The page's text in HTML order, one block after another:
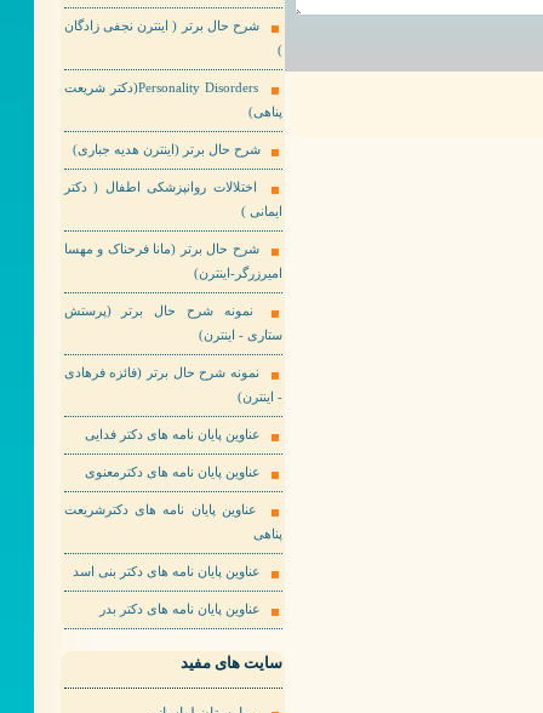
شرح حال برتر ( اینترن نجفی زادگان
)
Personality Disorders(دکتر شریعت
پناهی)
شرح حال برتر (اینترن هدیه جباری)
اختلالات روانپزشکی اطفال ( دکتر
ایمانی )
شرح حال برتر (مانا فرحناک و مهسا
امیرزرگر-اینترن)
نمونه شرح حال برتر (پرستش
ستاری - اینترن)
نمونه شرح حال برتر (فائزه فرهادی
- اینترن)
عناوین پایان نامه های دکتر فدایی
عناوین پایان نامه های دکترمعنوی
عناوین پایان نامه های دکترشریعت
پناهی
عناوین پایان نامه های دکتر بنی اسد
عناوین پایان نامه های دکتر بدر
سایت های مفید